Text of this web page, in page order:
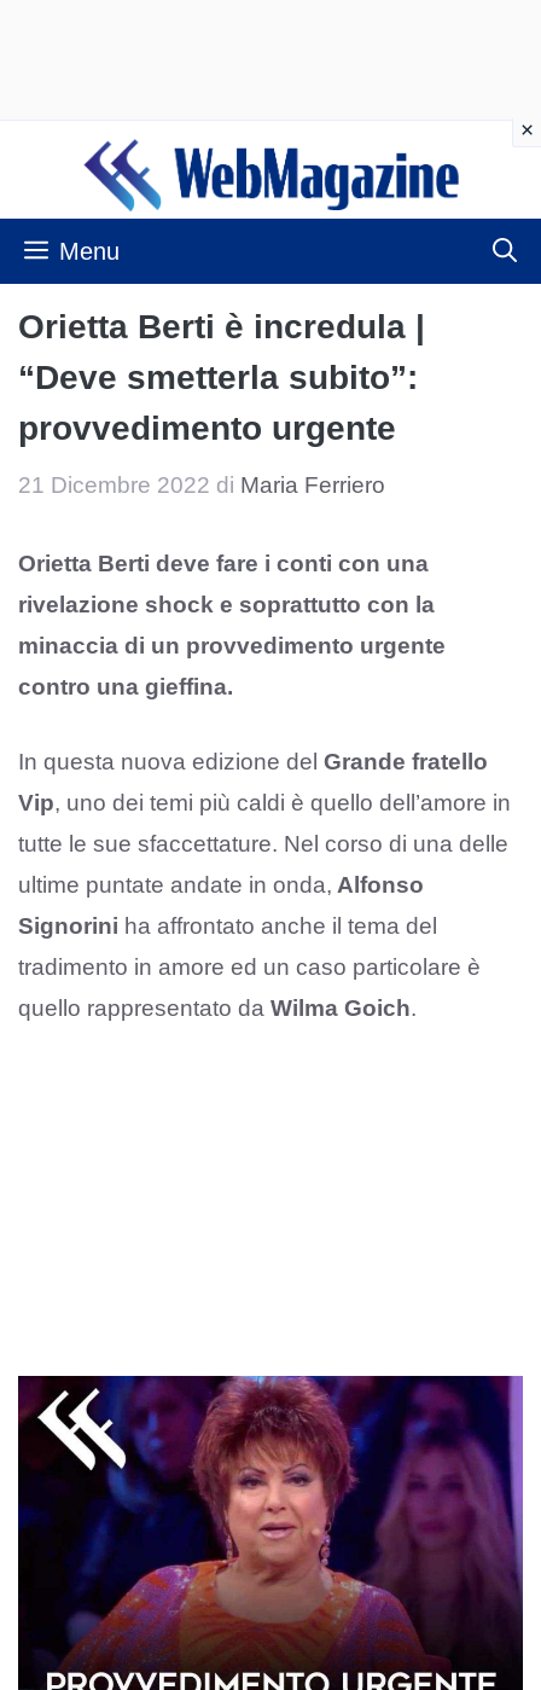
contenuto
Menu
Orietta Berti è incredula |
“Deve smetterla subito”:
provvedimento urgente
21 Dicembre 2022 di Maria Ferriero
Orietta Berti deve fare i conti con una
rivelazione shock e soprattutto con la
minaccia di un provvedimento urgente
contro una gieffina.
In questa nuova edizione del Grande fratello
Vip, uno dei temi più caldi è quello dell’amore in
tutte le sue sfaccettature. Nel corso di una delle
ultime puntate andate in onda, Alfonso
Signorini ha affrontato anche il tema del
tradimento in amore ed un caso particolare è
quello rappresentato da Wilma Goich.